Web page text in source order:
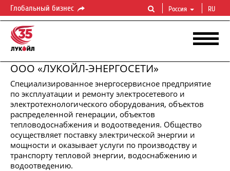
Глобальный бизнес Россия RU
ООО «ЛУКОЙЛ-ЭНЕРГОСЕТИ»
​Специализированное энергосервисное предприятие
по эксплуатации и ремонту электросетевого и
электротехнологического оборудования, объектов
распределенной генерации, объектов
тепловодоснабжения и водоотведения. Общество
осуществляет поставку электрической энергии и
мощности и оказывает услуги по производству и
транспорту тепловой энергии, водоснабжению и
водоотведению.
ЛУКОЙЛ-ЭНЕРГОСЕТИ
Надежное энергообеспечение